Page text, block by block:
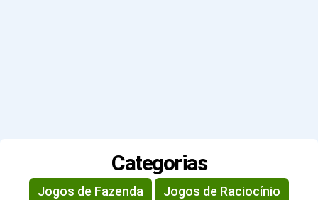
Categorias
Jogos de Fazenda Jogos de Raciocínio